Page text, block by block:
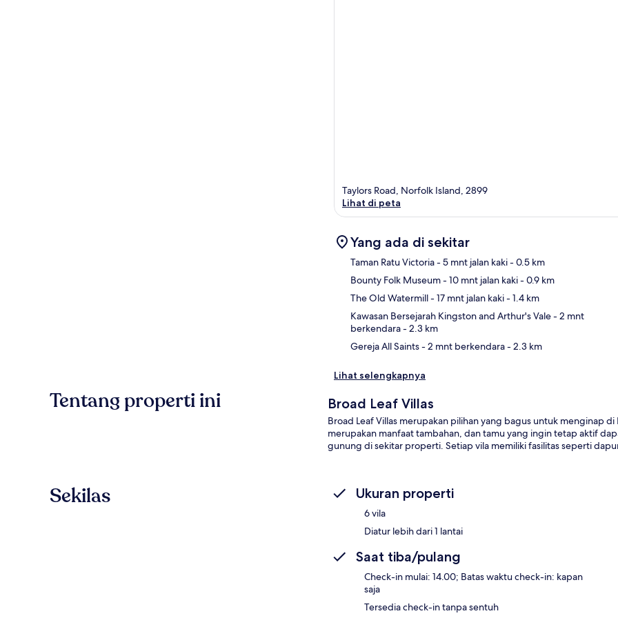
Taylors Road, Norfolk Island, 2899
Lihat di peta
Yang ada di sekitar
Taman Ratu Victoria- 5 mnt jalan kaki- 0.5 km
Bounty Folk Museum- 10 mnt jalan kaki- 0.9 km
The Old Watermill- 17 mnt jalan kaki- 1.4 km
Kawasan Bersejarah Kingston and Arthur's Vale- 2 mnt
berkendara- 2.3 km
Gereja All Saints- 2 mnt berkendara- 2.3 km
Lihat selengkapnya
Tentang properti ini Broad Leaf Villas
Broad Leaf Villas merupakan pilihan yang bagus untuk menginap
merupakan manfaat tambahan, dan tamu yang ingin tetap aktif
gunung di sekitar properti. Setiap vila memiliki fasilitas seperti
Sekilas Ukuran properti
6 vila
Diatur lebih dari 1 lantai
Saat tiba/pulang
Check-in mulai: 14.00; Batas waktu check-in: kapan
saja
Tersedia check-in tanpa sentuh